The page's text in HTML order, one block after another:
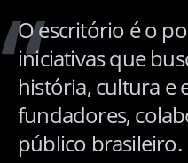
O escritório é o
iniciativas que
história, cultura e
fundadores,
público brasileiro.